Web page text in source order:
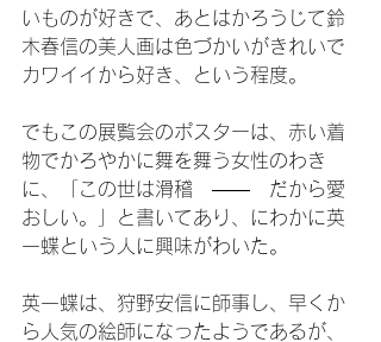
いものが好きで、あとはかろうじて鈴
木春信の美人画は色づかいがきれいで
カワイイから好き、という程度。
でもこの展覧会のポスターは、赤い着
物でかろやかに舞を舞う女性のわき
に、「この世は滑稽　――　だから愛
おしい。」と書いてあり、にわかに英
一蝶という人に興味がわいた。
英一蝶は、狩野安信に師事し、早くか
ら人気の絵師になったようであるが、